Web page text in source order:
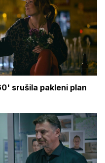
srušila pakleni plan